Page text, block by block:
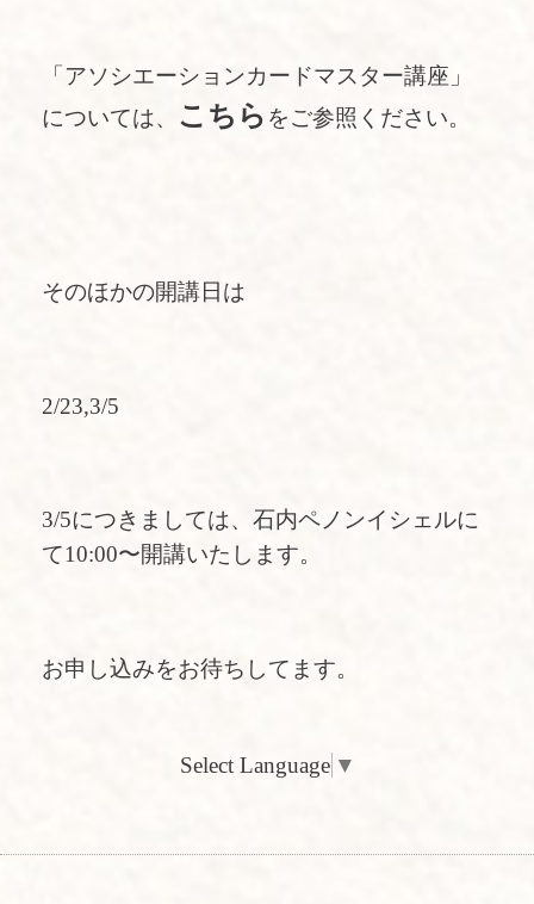
「アソシエーションカードマスター講座」
については、 こちら をご参照ください。
そのほかの開講日は
2/23,3/5
3/5につきましては、石内ペノンイシェルに
て10:00〜開講いたします。
お申し込みをお待ちしてます。
Select Language ▼